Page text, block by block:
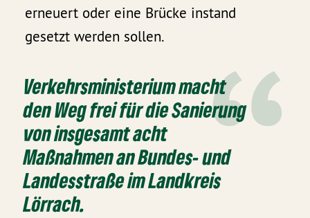
erneuert oder eine Brücke instand
gesetzt werden sollen.
Verkehrsministerium macht
den Weg frei für die Sanierung
von insgesamt acht
Maßnahmen an Bundes- und
Landesstraße im Landkreis
Lörrach.